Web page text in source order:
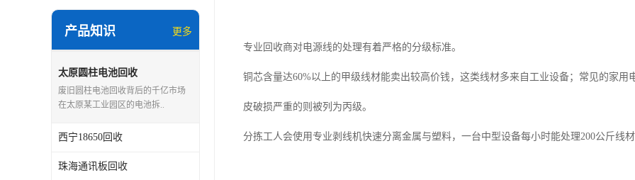
产品知识 更多
太原圆柱电池回收
废旧圆柱电池回收背后的千亿市场
在太原某工业园区的电池拆..
西宁18650回收
珠海通讯板回收
专业回收商对电源线的处理有着严格的分级标准。
铜芯含量达60%以上的甲级线材能卖出较高价钱，这类线材多来自工业设备；常见的家
皮破损严重的则被列为丙级。
分拣工人会使用专业剥线机快速分离金属与塑料，一台中型设备每小时能处理200公斤线